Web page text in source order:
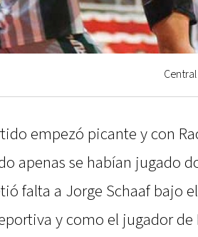
empezó picante y con
apenas se habían jugado
falta a Jorge Schaaf bajo
y como el jugador de